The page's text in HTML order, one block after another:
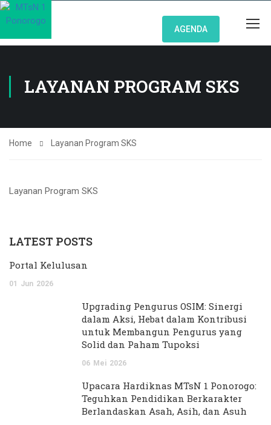
AGENDA
LAYANAN PROGRAM SKS
Home Layanan Program SKS
Layanan Program SKS
LATEST POSTS
Portal Kelulusan
01 Jun 2026
Upgrading Pengurus OSIM: Sinergi
dalam Aksi, Hebat dalam Kontribusi
untuk Membangun Pengurus yang
Solid dan Paham Tupoksi
06 Mei 2026
Upacara Hardiknas MTsN 1 Ponorogo:
Teguhkan Pendidikan Berkarakter
Berlandaskan Asah, Asih, dan Asuh